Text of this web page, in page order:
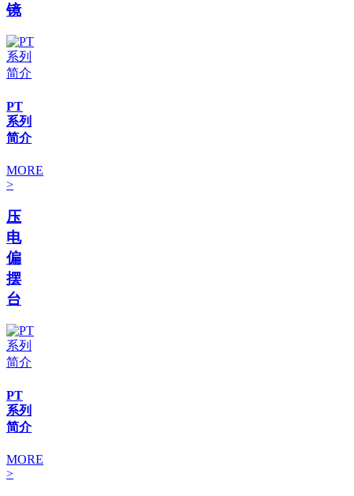
镜
PT
系列
简介
MORE
>
压
电
偏
摆
台
PT
系列
简介
MORE
>